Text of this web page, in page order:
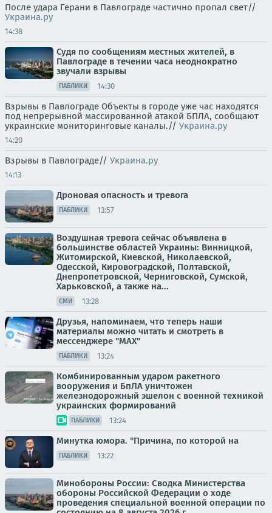
После удара Герани в Павлограде частично пропал свет//
Украина.ру
14:38
Судя по сообщениям местных жителей, в
Павлограде в течении часа неоднократно
звучали взрывы
ПАБЛИКИ 14:30
Взрывы в Павлограде Объекты в городе уже час находятся
под непрерывной массированной атакой БПЛА, сообщают
украинские мониторинговые каналы.// Украина.ру
14:20
Взрывы в Павлограде// Украина.ру
14:13
Дроновая опасность и тревога
ПАБЛИКИ 13:57
Воздушная тревога сейчас объявлена в
большинстве областей Украины: Винницкой,
Житомирской, Киевской, Николаевской,
Одесской, Кировоградской, Полтавской,
Днепропетровской, Черниговской, Сумской,
Харьковской, а также на...
СМИ 13:28
Друзья, напоминаем, что теперь наши
материалы можно читать и смотреть в
мессенджере "МАХ"
ПАБЛИКИ 13:24
Комбинированным ударом ракетного
вооружения и БпЛА уничтожен
железнодорожный эшелон с военной техникой
украинских формирований
ПАБЛИКИ 13:24
Минутка юмора. "Причина, по которой на
ПАБЛИКИ 13:22
Минобороны России: Сводка Министерства
обороны Российской Федерации о ходе
проведения специальной военной операции по